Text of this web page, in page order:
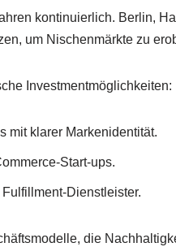
kontinuierlich. Berlin,
um Nischenmärkte zu
Investmentmöglichkeiten:
mit klarer Markenidentität.
Start-ups.
Dienstleister.
die